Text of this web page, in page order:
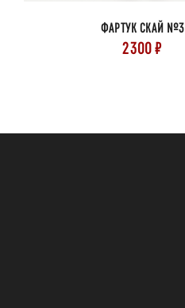
ФАРТУК СКАЙ №3
2300 ₽